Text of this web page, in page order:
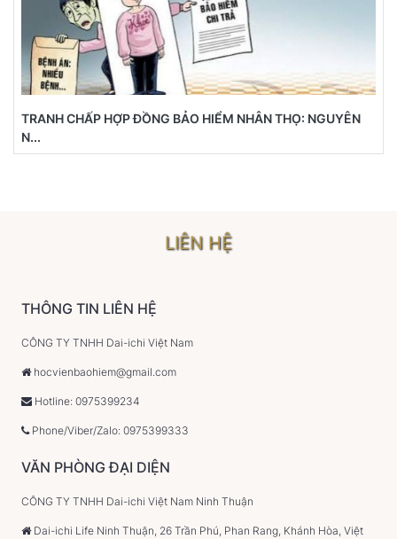
TRANH CHẤP HỢP ĐỒNG BẢO HIỂM NHÂN THỌ: NGUYÊN
N...
LIÊN HỆ
THÔNG TIN LIÊN HỆ
CÔNG TY TNHH Dai-ichi Việt Nam
hocvienbaohiem@gmail.com
Hotline: 0975399234
Phone/Viber/Zalo: 0975399333
VĂN PHÒNG ĐẠI DIỆN
CÔNG TY TNHH Dai-ichi Việt Nam Ninh Thuận
Dai-ichi Life Ninh Thuận, 26 Trần Phú, Phan Rang, Khánh Hòa, Việt